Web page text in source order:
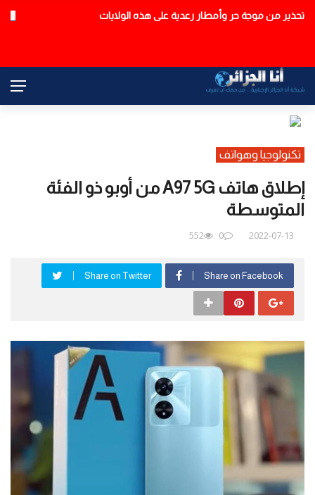
عاجل
تحذير من موجة حر وأمطار رعدية على هذه الولايات
تكنولوجيا وهواتف
إطلاق هاتف A97 5G من أوبو ذو الفئة
المتوسطة
2022-07-13
0
552
Share on Facebook
Share on Twitter